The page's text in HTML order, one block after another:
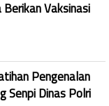
Vaksinasi
Pengenalan
Senpi Dinas Polri